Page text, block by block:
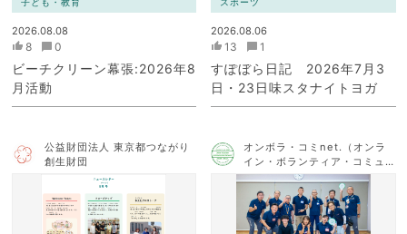
2026.08.08
8 0
ビーチクリーン幕張:2026年8
月活動
2026.08.06
13 1
すぽぼら日記 2026年7月3
日・23日味スタナイトヨガ
公益財団法人 東京都つながり
創生財団
オンボラ・コミnet.（オンラ
イン・ボランティア・コミュ
ニケーション・ネットワー
ク）